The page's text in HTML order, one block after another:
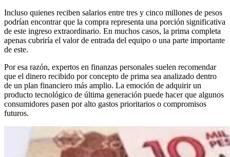
Incluso quienes reciben salarios entre tres y cinco millones de pesos
podrían encontrar que la compra representa una porción significativa
de este ingreso extraordinario. En muchos casos, la prima completa
apenas cubriría el valor de entrada del equipo o una parte importante
de este.
Por esa razón, expertos en finanzas personales suelen recomendar
que el dinero recibido por concepto de prima sea analizado dentro
de un plan financiero más amplio. La emoción de adquirir un
producto tecnológico de última generación puede hacer que algunos
consumidores pasen por alto gastos prioritarios o compromisos
futuros.